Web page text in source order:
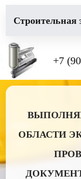
Cтроительная
+7
ОБЛАСТИ